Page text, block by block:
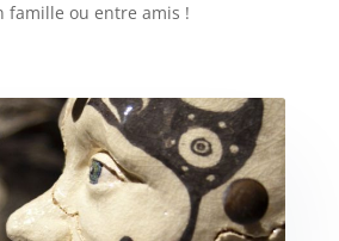
famille ou entre amis !